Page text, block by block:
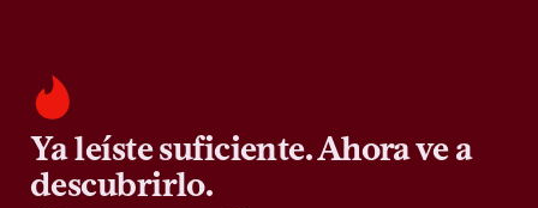
Ya leíste suficiente. Ahora ve a
descubrirlo.